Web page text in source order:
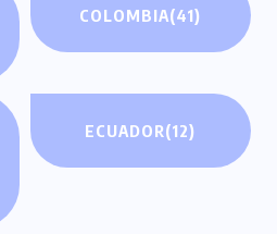
COLOMBIA(41)
ECUADOR(12)